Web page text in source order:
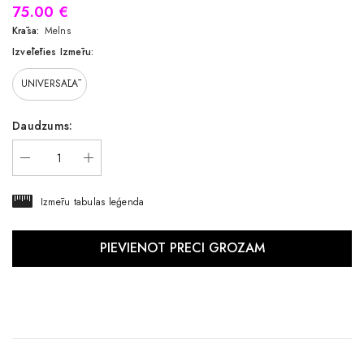
75.00 €
Krāsa: Melns
Izvēlēties Izmēru:
UNIVERSĀLĀ
Daudzums:
Izmēru tabulas leģenda